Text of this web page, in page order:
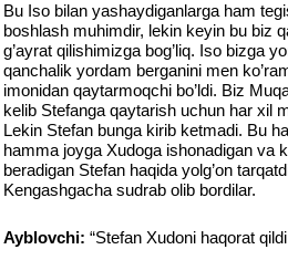
Bu Iso bilan yashaydiganlarga ham
boshlash muhimdir, lekin keyin bu biz
g’ayrat qilishimizga bog’liq. Iso bizga
qanchalik yordam berganini men
imonidan qaytarmoqchi bo’ldi. Biz
kelib Stefanga qaytarish uchun har xil
Lekin Stefan bunga kirib ketmadi. Bu
hamma joyga Xudoga ishonadigan va
beradigan Stefan haqida yolg’on
Kengashgacha sudrab olib bordilar.
Ayblovchi: “Stefan Xudoni haqorat